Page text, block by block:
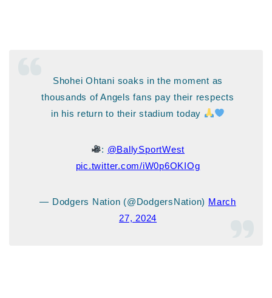
Shohei Ohtani soaks in the moment as
thousands of Angels fans pay their respects
in his return to their stadium today
: @BallySportWest
pic.twitter.com/iW0p6OKIOg
— Dodgers Nation (@DodgersNation) March
27, 2024